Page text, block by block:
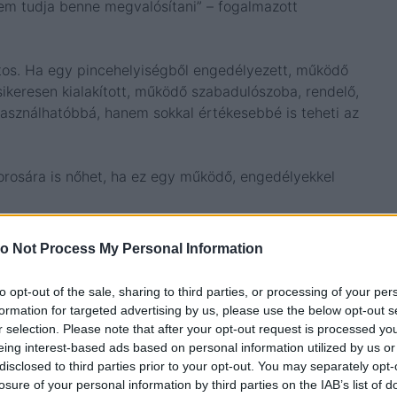
Not Process My Personal Information
opt-out of the sale, sharing to third parties, or processing of your
for targeted advertising by us, please use the below opt-out
selection. Please note that after your opt-out request is processed
interest-based ads based on personal information utilized by us
to third parties prior to your opt-out. You may separately
of your personal information by third parties on the IAB’s list of
tudja benne megvalósítani” – fogalmazott
Ha egy pincehelyiségből engedélyezett, működő
kialakított, működő szabadulószoba, rendelő,
hanem sokkal értékesebbé is teheti az
is nőhet, ha ez egy működő, engedélyekkel
pizzériát és rendezvényfunkciókat ötvöző
Egy ilyen koncepciónál ugyanis a sötétség, az
része.
előny, ha a fények, a hangok, a hőmérséklet és a
ebben a környezetben egy extra lehetőség, hiszen a